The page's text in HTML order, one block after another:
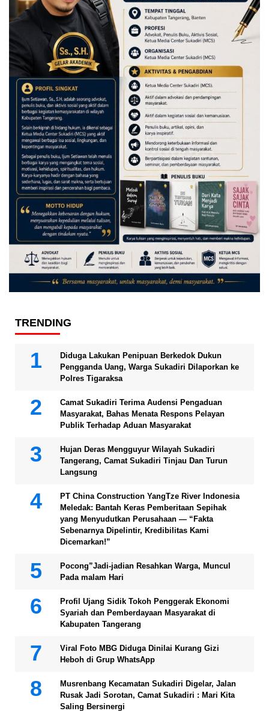
TRENDING
Diduga Lakukan Penipuan Berkedok Dukun
Pengganda Uang, Warga Sukadiri Dilaporkan ke
Polres Tigaraksa
Camat Sukadiri Terima Audensi Pengaduan
Masyarakat, Bahas Menata Respons Pelayan
Publik Terhadap Aduan Masyarakat
Hujan Deras Mengguyur Wilayah Sukadiri
Tangerang, Camat Sukadiri Tinjau Dan Turun
Langsung
PT China Construction YangTze River Indonesia
Meledak: Bantah Keras Pemberitaan Sepihak
yang Menyudutkan Perusahaan — “Fakta
Sebenarnya Dipelintir, Kredibilitas Kami
Dicemarkan!”
Pocong”Jadi-jadian Resahkan Warga, Muncul
Pada malam Hari
Profil Ujang Sidik Tokoh Penggerak Ekonomi
Syariah dan Pemberdayaan Masyarakat di
Kabupaten Tangerang
Viral Foto MBG Diduga Dinilai Kurang Gizi
Heboh di Grup WhatsApp
Musrenbang Kecamatan Sukadiri Digelar, Jalan
Rusak Jadi Sorotan, Camat Sukadiri : Mari Kita
Saling Bersinergi